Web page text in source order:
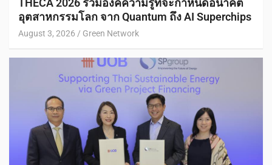
THECA 2026 รวมองค์ความรู้ที่จะกำหนดอนาคต
อุตสาหกรรมโลก จาก Quantum ถึง AI Superchips
August 3, 2026 Green Network